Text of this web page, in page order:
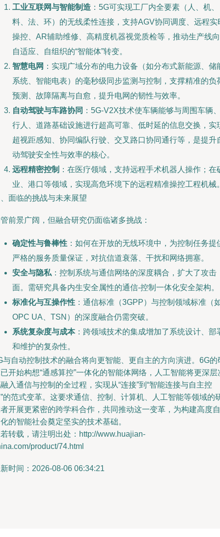
工业互联网与智能制造 ：5G可实现工厂内全要素（人、机、
料、法、环）的无线柔性连接，支持AGV协同调度、远程实
操控、AR辅助维修、高精度机器视觉质检等，推动生产线向
自适应、自组织的“智能体”转变。
智慧电网 ：实现广域分布的电力设备（如分布式新能源、储
系统、智能电表）的毫秒级同步监测与控制，支撑精准的负
预测、故障隔离与自愈，提升电网的韧性与效率。
自动驾驶与车路协同 ：5G-V2X技术使车辆能够与周围车辆
行人、道路基础设施进行超高可靠、低时延的信息交换，实
超视距感知、协同编队行驶、交叉路口协同通行等，是提升
动驾驶安全性与效率的核心。
远程精密控制 ：在医疗领域，支持远程手术机器人操作；在
业、港口等领域，实现高危环境下的远程精准操控工程机械
面临的挑战与未来展望
前景广阔，但融合研究仍面临诸多挑战：
确定性与鲁棒性 ：如何在开放的无线环境中，为控制任务提
严格的服务质量保证，对抗信道衰落、干扰和网络拥塞。
安全与隐私 ：控制系统与通信网络的深度耦合，扩大了攻击
面。需研究具备内生安全属性的通信-控制一体化安全架构。
标准化与互操作性 ：通信标准（3GPP）与控制领域标准（
OPC UA、TSN）的深度融合仍需突破。
系统复杂度与成本：跨领域技术的集成增加了系统设计、部
和维护的复杂性。
与自动控制技术的融合将向更智能、更自主的方向演进。6G的
开始构想“通感算控”一体化的智能体网络，人工智能将更深层
入通信与控制的全过程，实现从“连接”到“智能连接与自主控
的范式变革。这要求通信、控制、计算机、人工智能等领域的
开展更紧密的跨学科合作，共同推动这一变革，为构建高度自
的智能社会奠定坚实的技术基础。
转载，请注明出处：http://www.huajian-
product/74.html
时间：2026-08-06 06:34:21